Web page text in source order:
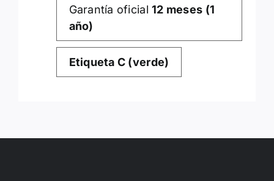
Garantía oficial12 meses (1
año)
Etiqueta C (verde)